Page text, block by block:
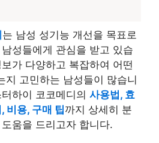
는 남성 성기능 개선을 목표로
성들에게 관심을 받고 있습
가 다양하고 복잡하여 어떤
지 고민하는 남성들이 많습니
하이 코코메디의 사용법, 효
비용, 구매 팁까지 상세히 분
움을 드리고자 합니다.